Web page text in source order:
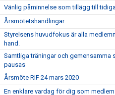
Vänlig påminnelse som tillägg till
Årsmötetshandlingar
Styrelsens huvudfokus är alla
hand.
Samtliga träningar och gemensamma
pausas
Årsmöte RIF 24 mars 2020
En enklare vardag för dig som medlem